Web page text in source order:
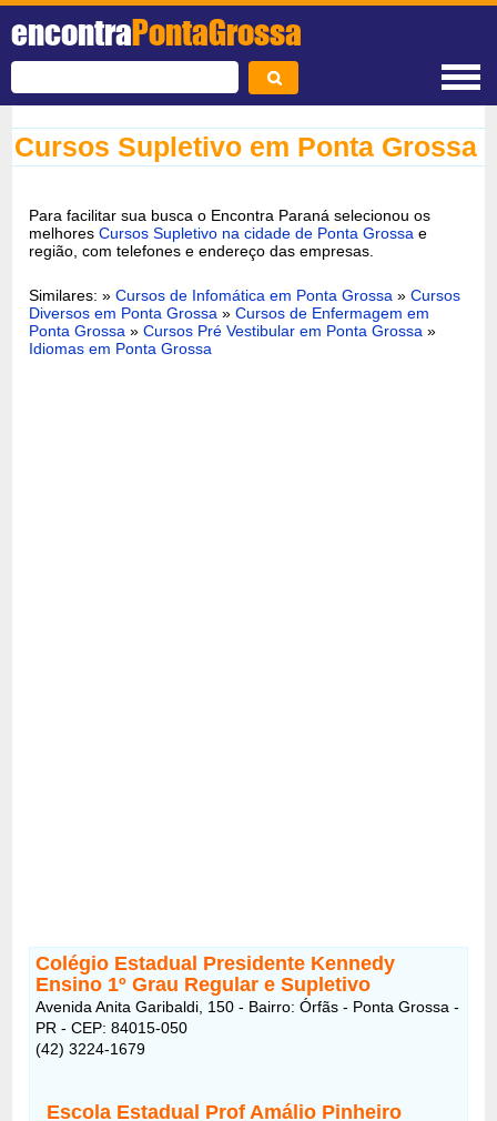
encontraPontaGrossa
Cursos Supletivo em Ponta Grossa
Para facilitar sua busca o Encontra Paraná selecionou os
melhoresCursos Supletivo na cidade de Ponta Grossa e
região, com telefones e endereço das empresas.
Similares: »Cursos de Infomática em Ponta Grossa »Cursos
Diversos em Ponta Grossa »Cursos de Enfermagem em
Ponta Grossa »Cursos Pré Vestibular em Ponta Grossa »
Idiomas em Ponta Grossa
Colégio Estadual Presidente Kennedy
Ensino 1º Grau Regular e Supletivo
Avenida Anita Garibaldi, 150 - Bairro: Órfãs - Ponta Grossa -
PR - CEP: 84015-050
(42) 3224-1679
Escola Estadual Prof Amálio Pinheiro